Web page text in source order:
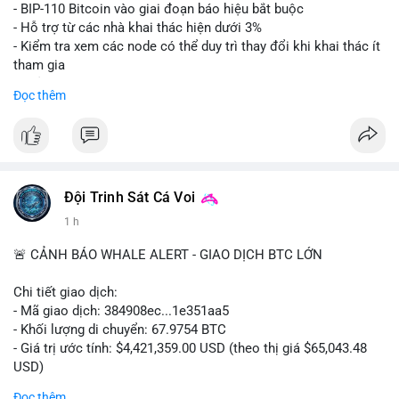
Lời khuyên: Nhà đầu tư nhỏ lẻ nên thận trọng quan sát biến
động thanh khoản trong 24-48 giờ tới. Tránh hành động theo
cảm xúc, hãy chờ xác nhận điểm đến của số BTC này trước khi
điều chỉnh vị thế.
#556btc #36trusd
- BIP-110 Bitcoin vào giai đoạn báo hiệu bắt buộc
- Hỗ trợ từ các nhà khai thác hiện dưới 3%
- Kiểm tra xem các node có thể duy trì thay đổi khi khai thác ít
tham gia
📰 Nguồn: Cointelegraph
Đọc thêm
Đội Trinh Sát Cá Voi
1 h
🚨 CẢNH BÁO WHALE ALERT - GIAO DỊCH BTC LỚN
Chi tiết giao dịch:
- Mã giao dịch: 384908ec...1e351aa5
- Khối lượng di chuyển: 67.9754 BTC
- Giá trị ước tính: $4,421,359.00 USD (theo thị giá $65,043.48
USD)